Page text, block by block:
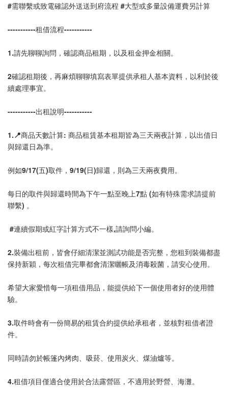
#需聯繫或致電確認外送送到府流程 #大型或多量設備運費另計算
-----------租借流程-----------
1.請先聊聊詢問，確認商品租期，以及租金押金相關。
2確認租期後，再麻煩聊聊填寫表單提供承租人基本資料，以利於後
續處理事宜。
-----------出租說明-----------
1.📍商品天數計算: 商品租賃基本租期皆為三天兩夜計算，以出借日
與歸還日為準。
例如9/17(五)取件，9/19(日)歸還，則為三天兩夜費用。
每日的取件與歸還時間為下午一點至晚上7點 (如有特殊需求請提前
聯繫) 。
#連續假期或紅字計算方式不一樣,請詢問小編。
2.裝備出租前，皆會仔細清潔並測試功能是否完整，您租到裝備都盡
保持新穎，每次租借完畢都會清潔曬帳及消毒殺菌，請安心使用。
希望大家愛惜每一項租借用品，能提供給下一個使用者好的使用體
驗。
3.取件時會有一份簡易的租賃合約提供給承租者，並核對租借者證
件。
同時請勿於帳篷內烤肉、吸菸、使用炭火、煤油爐等。
4.租借項目僅適合使用於合法露營區，不適用於野營、海灘。